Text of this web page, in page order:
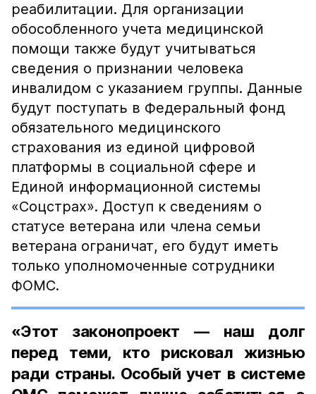
реабилитации. Для организации
обособленного учета медицинской
помощи также будут учитываться
сведения о признании человека
инвалидом с указанием группы. Данные
будут поступать в Федеральный фонд
обязательного медицинского
страхования из единой цифровой
платформы в социальной сфере и
Единой информационной системы
«Соцстрах». Доступ к сведениям о
статусе ветерана или члена семьи
ветерана ограничат, его будут иметь
только уполномоченные сотрудники
ФОМС.
«Этот законопроект — наш долг
перед теми, кто рисковал жизнью
ради страны. Особый учет в системе